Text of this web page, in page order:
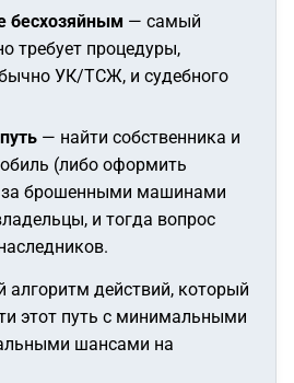
бесхозяйным — самый
требует процедуры,
УК/ТСЖ, и судебного
— найти собственника и
(либо оформить
за брошенными машинами
и тогда вопрос
действий, который
этот путь с минимальными
шансами на